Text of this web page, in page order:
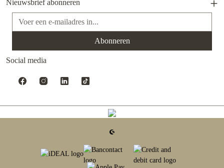
Nieuwsbrief abonneren
E-mailadres*
Abonneren
Social media